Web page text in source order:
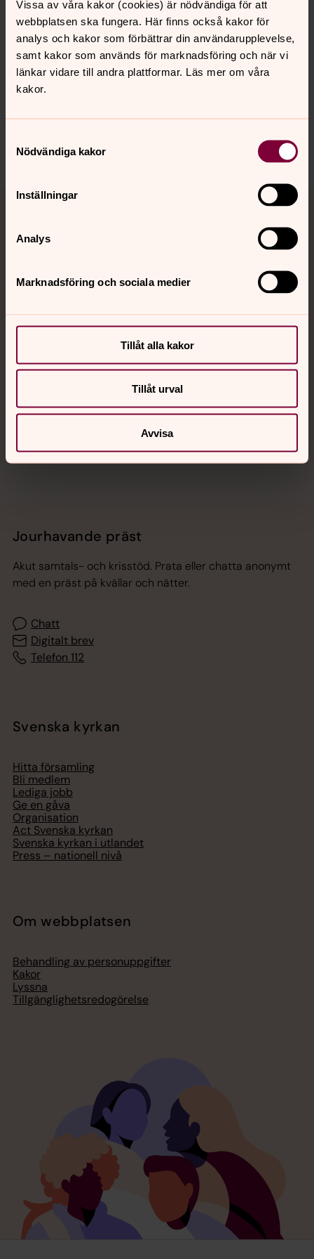
Vissa av våra kakor (cookies) är nödvändiga för att
webbplatsen ska fungera. Här finns också kakor för
analys och kakor som förbättrar din användarupplevelse,
samt kakor som används för marknadsföring och när vi
länkar vidare till andra plattformar. Läs mer om våra
kakor.
Nödvändiga kakor
Inställningar
Analys
Marknadsföring och sociala medier
Tillåt alla kakor
Tillåt urval
Avvisa
Välkommen!
Senast ändrad 5 juni 2025
Synpunkter eller frågor på sidans
Dela
Tillbaka till toppen
Tillbaka till innehållet
Kalender
Hitta snabbt
Jourhavande präst
Akut samtals- och krisstöd. Prata eller chatta anonymt
med en präst på kvällar och nätter.
Chatt
Digitalt brev
Telefon 112
Svenska kyrkan
Hitta församling
Bli medlem
Lediga jobb
Ge en gåva
Organisation
Act Svenska kyrkan
Svenska kyrkan i utlandet
Press – nationell nivå
Om webbplatsen
Behandling av personuppgifter
Kakor
Lyssna
Tillgänglighetsredogörelse